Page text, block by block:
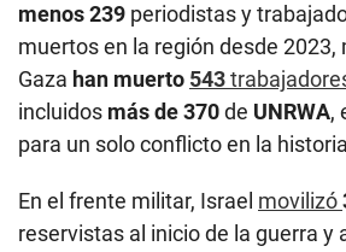
menos 239 periodistas y
muertos en la región desde 2023,
Gaza han muerto 543
incluidos más de 370de UNRWA,
para un solo conflicto en la
En el frente militar, Israel movilizó
reservistas al inicio de la guerra y